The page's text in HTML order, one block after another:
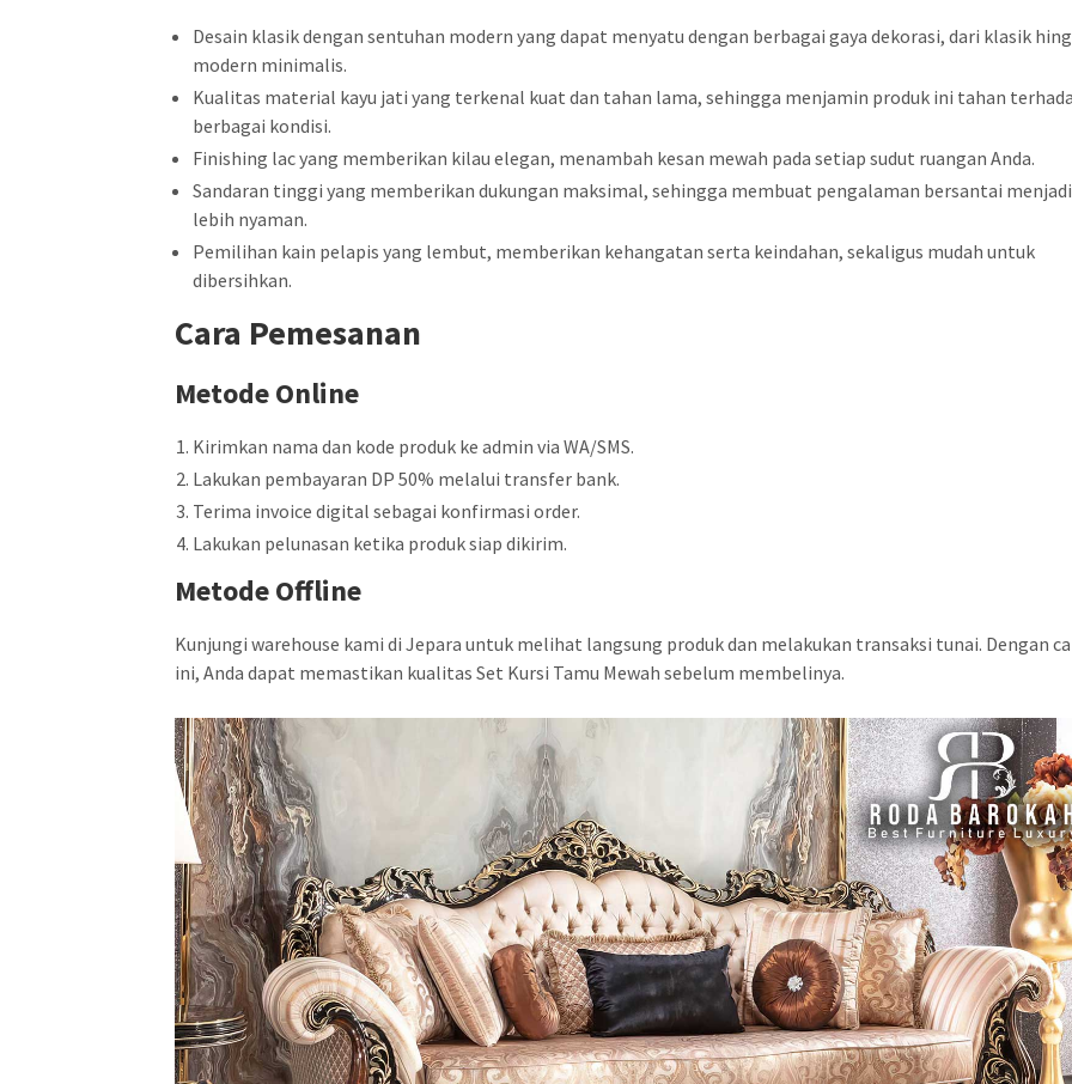
Desain klasik dengan sentuhan modern yang dapat menyatu dengan berbagai gaya dekorasi, dari klasik
modern minimalis.
Kualitas material kayu jati yang terkenal kuat dan tahan lama, sehingga menjamin produk ini tahan
berbagai kondisi.
Finishing lac yang memberikan kilau elegan, menambah kesan mewah pada setiap sudut ruangan Anda.
Sandaran tinggi yang memberikan dukungan maksimal, sehingga membuat pengalaman bersantai menjadi
lebih nyaman.
Pemilihan kain pelapis yang lembut, memberikan kehangatan serta keindahan, sekaligus mudah untuk
dibersihkan.
Cara Pemesanan
Metode Online
Kirimkan nama dan kode produk ke admin via WA/SMS.
Lakukan pembayaran DP 50% melalui transfer bank.
Terima invoice digital sebagai konfirmasi order.
Lakukan pelunasan ketika produk siap dikirim.
Metode Offline
Kunjungi warehouse kami di Jepara untuk melihat langsung produk dan melakukan transaksi tunai. Dengan
ini, Anda dapat memastikan kualitas Set Kursi Tamu Mewah sebelum membelinya.